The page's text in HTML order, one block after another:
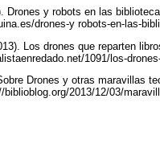
Drones y robots en las
drones-y robots-en-las-
Los drones que reparten
1091/los-
Drones y otras maravillas
biblioblog.org/2013/12/03/